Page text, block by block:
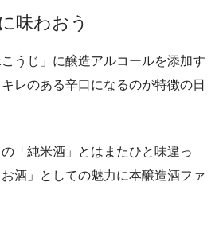
味わおう
うじ」に醸造アルコールを添加す
レのある辛口になるのが特徴の日
「純米酒」とはまたひと味違っ
酒」としての魅力に本醸造酒ファ